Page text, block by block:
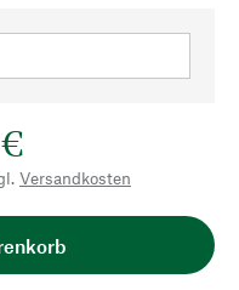
Versandkosten